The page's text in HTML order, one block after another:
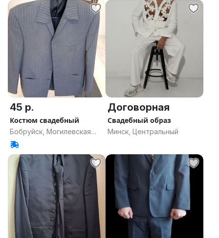
45 р.
Костюм свадебный
Бобруйск, Могилевская
область
Договорная
Свадебный образ
Минск, Центральный